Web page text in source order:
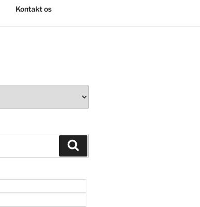
Kontakt os